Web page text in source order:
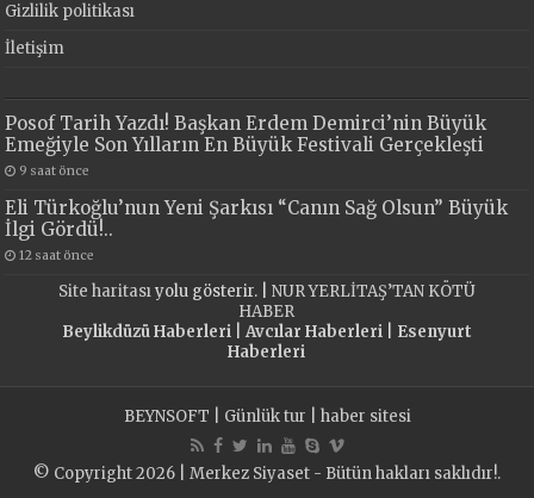
Gizlilik politikası
İletişim
Posof Tarih Yazdı! Başkan Erdem Demirci’nin Büyük
Emeğiyle Son Yılların En Büyük Festivali Gerçekleşti
9 saat önce
Eli Türkoğlu’nun Yeni Şarkısı “Canın Sağ Olsun” Büyük
İlgi Gördü!..
12 saat önce
Site haritasıyolu gösterir. | NUR YERLİTAŞ’TAN KÖTÜ
HABER
Beylikdüzü Haberleri| Avcılar Haberleri| Esenyurt
Haberleri
BEYNSOFT Günlük tur haber sitesi
© Copyright 2026 | Merkez Siyaset - Bütün hakları saklıdır!.